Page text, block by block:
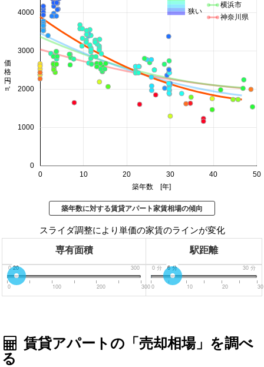
0 10 20 30 40 50
0
1000
2000
3000
4000
築年数 [年]
価格 円/㎡
横浜市
神奈川県
狭い
築年数に対する賃貸アパート家賃相場の傾向
スライダ調整により単価の家賃のラインが変化
専有面積 駅距離
0 300
20
0 100 200 300
0分 30分
6分
0 10 20 30
賃貸アパートの「売却相場」を調べ
る